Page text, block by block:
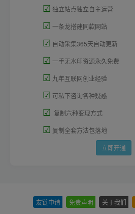
☑ 独立站点独立自主运营
☑ 一条龙搭建同款网站
☑ 自动采集365天自动更新
☑ 一手无水印资源永久免费
☑ 九年互联网创业经验
☑ 可私下咨询各种疑惑
☑ 复制六种变现方式
☑ 复制全套方法包落地
立即开通
友链申请 免责声明 关于我们